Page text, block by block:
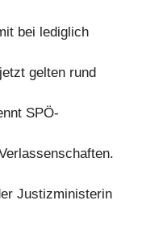
bei lediglich
gelten rund
SPÖ-
Justizministerin